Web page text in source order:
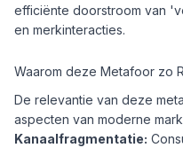
efficiënte doorstroom van
en merkinteracties.
Waarom deze Metafoor zo
De relevantie van deze
aspecten van moderne
Kanaalfragmentatie: